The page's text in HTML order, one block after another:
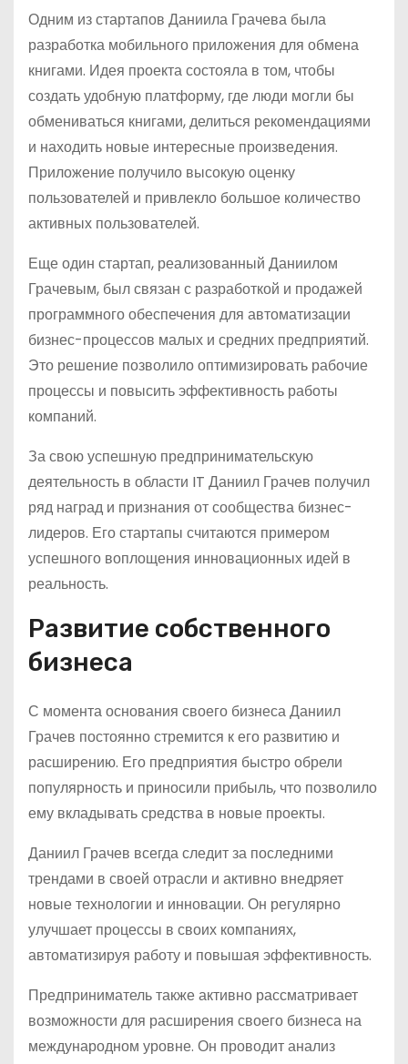
Одним из стартапов Даниила Грачева была
разработка мобильного приложения для обмена
книгами. Идея проекта состояла в том, чтобы
создать удобную платформу, где люди могли бы
обмениваться книгами, делиться рекомендациями
и находить новые интересные произведения.
Приложение получило высокую оценку
пользователей и привлекло большое количество
активных пользователей.
Еще один стартап, реализованный Даниилом
Грачевым, был связан с разработкой и продажей
программного обеспечения для автоматизации
бизнес-процессов малых и средних предприятий.
Это решение позволило оптимизировать рабочие
процессы и повысить эффективность работы
компаний.
За свою успешную предпринимательскую
деятельность в области IT Даниил Грачев получил
ряд наград и признания от сообщества бизнес-
лидеров. Его стартапы считаются примером
успешного воплощения инновационных идей в
реальность.
Развитие собственного
бизнеса
С момента основания своего бизнеса Даниил
Грачев постоянно стремится к его развитию и
расширению. Его предприятия быстро обрели
популярность и приносили прибыль, что позволило
ему вкладывать средства в новые проекты.
Даниил Грачев всегда следит за последними
трендами в своей отрасли и активно внедряет
новые технологии и инновации. Он регулярно
улучшает процессы в своих компаниях,
автоматизируя работу и повышая эффективность.
Предприниматель также активно рассматривает
возможности для расширения своего бизнеса на
международном уровне. Он проводит анализ